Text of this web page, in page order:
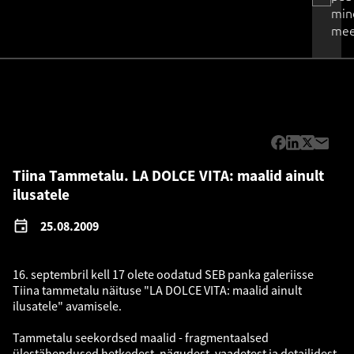
Tiina Tammetalu. LA DOLCE VITA: maalid ainult
ilusatele
25.08.2009
16. septembril kell 17 olete oodatud SEB panka galeriisse
Tiina tammetalu näituse "LA DOLCE VITA: maalid ainult
ilusatele" avamisele.
Tammetalu seekordsed maalid - fragmentaalsed